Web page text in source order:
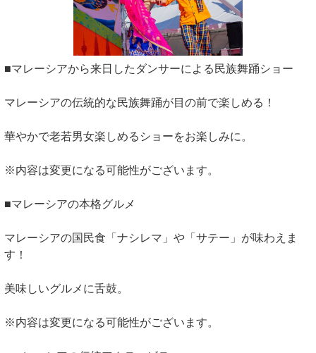
■マレーシアから来日したダンサーによる民族舞踊ショー
マレーシアの伝統的な民族舞踊が目の前で楽しめる！
華やかで老若男女楽しめるショーをお楽しみに。
※内容は変更になる可能性がございます。
■マレーシアの本格グルメ
マレーシアの国民食「ナシレマ」や「サテー」が味わえま
す！
美味しいグルメに舌鼓。
※内容は変更になる可能性がございます。